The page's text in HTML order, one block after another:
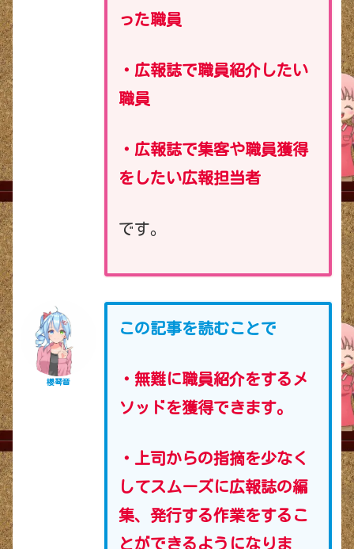
った職員
・広報誌で職員紹介したい
職員
・広報誌で集客や職員獲得
をしたい広報担当者
です。
櫻琴音
この記事を読むことで
・無難に職員紹介をするメ
ソッドを獲得できます。
・上司 からの指摘を少なく
してスムーズに広報誌の編
集、発行する作業をするこ
とができるようになりま